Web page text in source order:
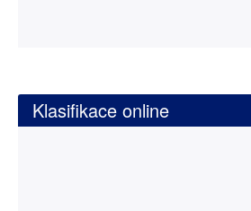
Klasifikace online